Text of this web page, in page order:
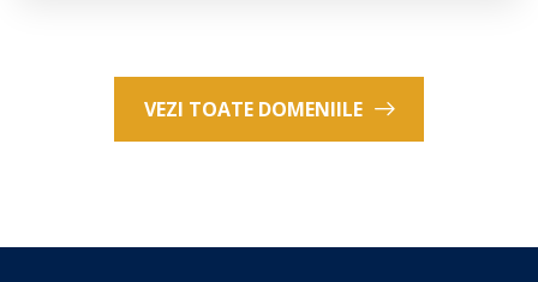
VEZI TOATE DOMENIILE